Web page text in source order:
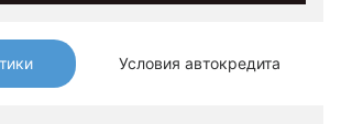
Условия автокредита